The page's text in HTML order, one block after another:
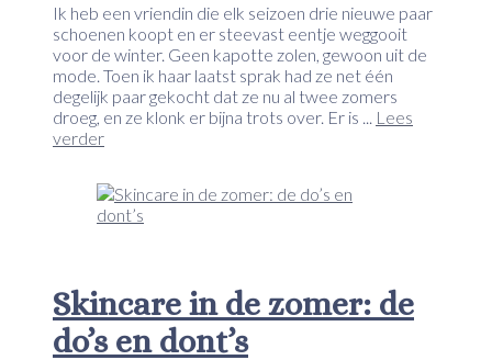
Ik heb een vriendin die elk seizoen drie nieuwe paar
schoenen koopt en er steevast eentje weggooit
voor de winter. Geen kapotte zolen, gewoon uit de
mode. Toen ik haar laatst sprak had ze net één
degelijk paar gekocht dat ze nu al twee zomers
droeg, en ze klonk er bijna trots over. Er is ... Lees
verder
Skincare in de zomer: de
do’s en dont’s